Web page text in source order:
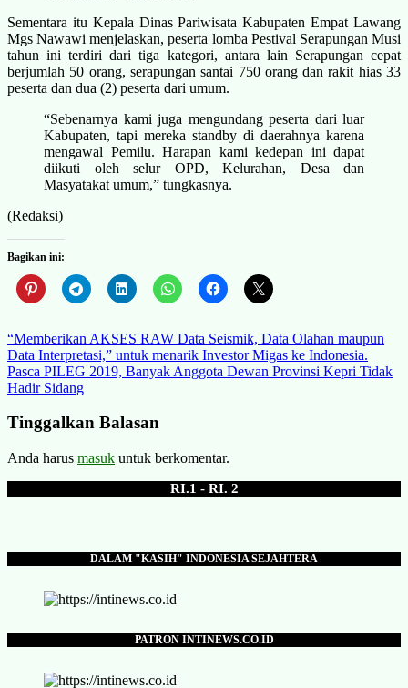
Sementara itu Kepala Dinas Pariwisata Kabupaten Empat Lawang
Mgs Nawawi menjelaskan, peserta lomba Pestival Serapungan Musi
tahun ini terdiri dari tiga kategori, antara lain Serapungan cepat
berjumlah 50 orang, serapungan santai 750 orang dan rakit hias 33
peserta dan dua (2) peserta dari umum.
“Sebenarnya kami juga mengundang peserta dari luar
Kabupaten, tapi mereka standby di daerahnya karena
mengawal Pemilu. Harapan kami kedepan ini dapat
diikuti oleh selur OPD, Kelurahan, Desa dan
Masyatakat umum,” tungkasnya.
(Redaksi)
Bagikan ini:
Navigasi
pos
“Memberikan AKSES RAW Data Seismik, Data Olahan maupun
Data Interpretasi,” untuk menarik Investor Migas ke Indonesia.
Pasca PILEG 2019, Banyak Anggota Dewan Provinsi Kepri Tidak
Hadir Sidang
Tinggalkan Balasan
Anda harus masuk untuk berkomentar.
RI.1 - RI. 2
DALAM "KASIH" INDONESIA SEJAHTERA
PATRON INTINEWS.CO.ID